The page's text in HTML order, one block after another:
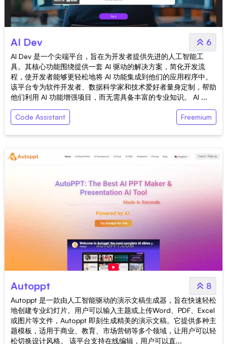
AI Dev 6
AI Dev 是一个尖端平台，旨在为开发者提供先进的人工智能工
具。其核心功能围绕提供一套 AI 驱动的解决方案，简化开发流
程，使开发者能够更轻松地将 AI 功能集成到他们的应用程序中。
该平台专为软件开发者、数据科学家和技术爱好者量身定制，帮助
他们利用 AI 功能增强项目，而无需具备丰富的专业知识。 AI ...
Code Assistant Freemium
Autoppt 8
Autoppt 是一款由人工智能驱动的演示文稿生成器，旨在快速轻松
地创建专业幻灯片。用户可以输入主题或上传Word、PDF、Excel
或图片等文件，Autoppt 即刻生成精美的演示文稿。它提供多种主
题模板，适用于商业、教育、市场营销等多个领域，让用户可以轻
松切换设计风格。 该平台支持在线编辑，用户可以直...